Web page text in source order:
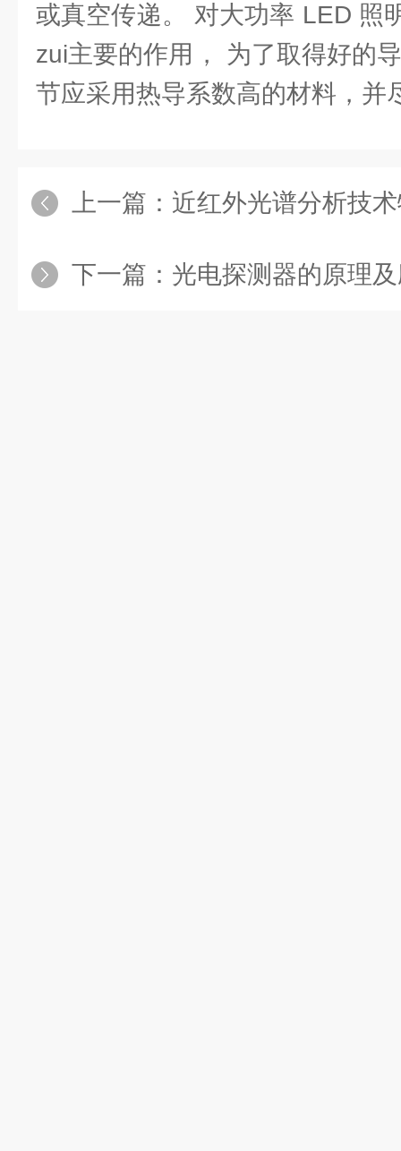
或真空传递。 对大功率 LED 照
zui主要的作用， 为了取得好的
节应采用热导系数高的材料，并
上一篇： 近红外光谱分析技
下一篇： 光电探测器的原理